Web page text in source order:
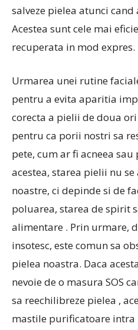
salveze pielea atunci
Acestea sunt cele mai
recuperata in mod expres.
Urmarea unei rutine
pentru a evita aparitia
corecta a pielii de doua
pentru ca porii nostri sa
pete, cum ar fi acneea
acestea, starea pielii nu
noastre, ci depinde si de
poluarea, starea de spirit
alimentare . Prin urmare,
insotesc, este comun sa
pielea noastra. Daca
nevoie de o masura SOS
sa reechilibreze pielea ,
mastile purificatoare intra